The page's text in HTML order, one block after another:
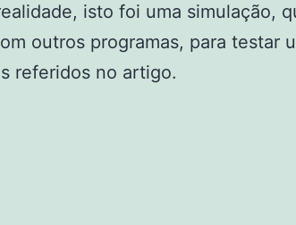
isto foi uma simulação,
outros programas, para testar
referidos no artigo.